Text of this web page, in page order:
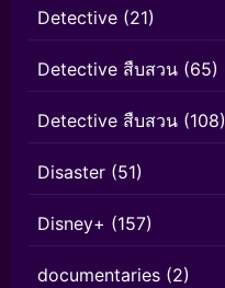
Detective (21)
Detective สืบสวน (65)
Detective สืบสวน (108)
Disaster (51)
Disney+ (157)
documentaries (2)